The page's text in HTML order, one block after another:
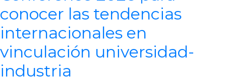
conocer las tendencias
internacionales en
vinculación universidad-
industria